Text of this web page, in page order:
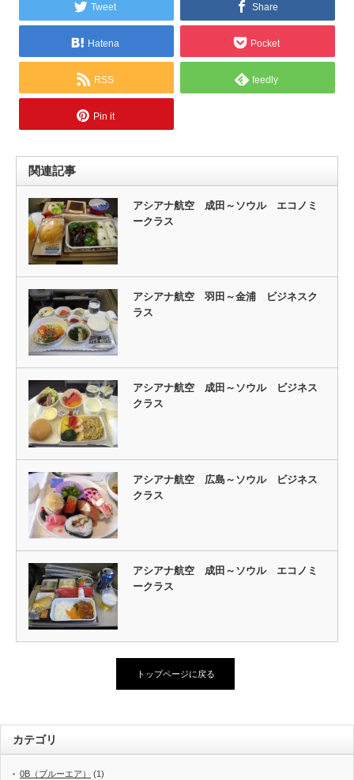
Tweet Share
Hatena Pocket
RSS feedly
Pin it
関連記事
アシアナ航空 成田～ソウル エコノミ
ークラス
アシアナ航空 羽田～金浦 ビジネスク
ラス
アシアナ航空 成田～ソウル ビジネス
クラス
アシアナ航空 広島～ソウル ビジネス
クラス
アシアナ航空 成田～ソウル エコノミ
ークラス
トップページに戻る
カテゴリ
0B（ブルーエア） (1)